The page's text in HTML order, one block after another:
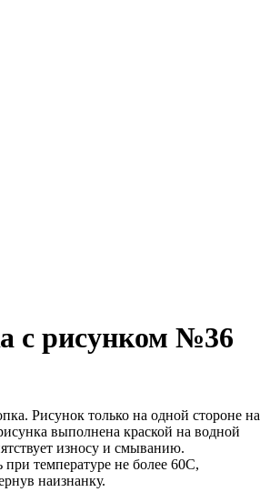
с рисунком №36
Рисунок только на одной стороне на
выполнена краской на водной
износу и смыванию.
при температуре не более 60С,
наизнанку.